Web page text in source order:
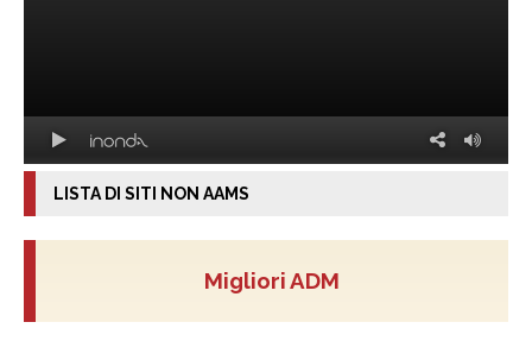
LISTA DI SITI NON AAMS
Migliori ADM